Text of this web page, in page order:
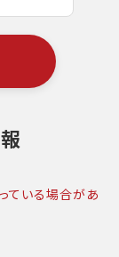
ている場合があ